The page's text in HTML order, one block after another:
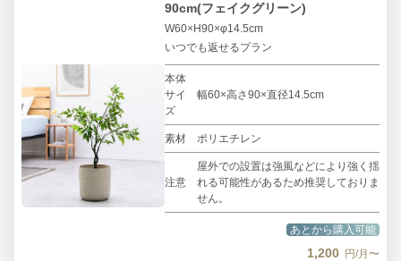
90cm(フェイクグリーン)
W60×H90×φ14.5cm
いつでも返せるプラン
本体
サイ
ズ
幅60×高さ90×直径14.5cm
素材 ポリエチレン
注意
屋外での設置は強風などにより強く揺
れる可能性があるため推奨しておりま
せん。
あとから購入可能
1,200 円/月〜